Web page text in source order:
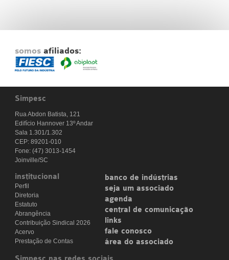
somos afiliados:
Simpesc
Rua Abdon Batista, 121
Edifício Hannover 13º Andar
Sala 1.301/1.302
CEP: 89201-010
Fone: (47) 3013-1454
Joinville/SC
institucional
Perfil
Diretoria
Estatuto
Abrangência
Contribuição Sindical 2026
Acervo
Prestação de Contas
banco de indústrias
seja um associado
agenda
central de comunicação
links
fale conosco
área do associado